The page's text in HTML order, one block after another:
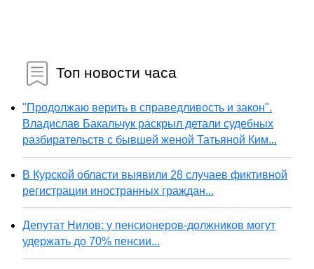
Топ новости часа
"Продолжаю верить в справедливость и закон".
Владислав Бакальчук раскрыл детали судебных
разбирательств с бывшей женой Татьяной Ким...
В Курской области выявили 28 случаев фиктивной
регистрации иностранных граждан...
Депутат Нилов: у пенсионеров-должников могут
удержать до 70% пенсии...